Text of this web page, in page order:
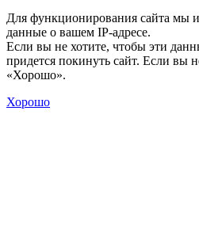
Для функционирования сайта мы
данные о вашем IP-адресе.
Если вы не хотите, чтобы эти
придется покинуть сайт. Если вы
«Хорошо».
Хорошо